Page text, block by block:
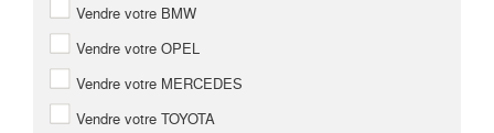
Vendre votre BMW
Vendre votre OPEL
Vendre votre MERCEDES
Vendre votre TOYOTA